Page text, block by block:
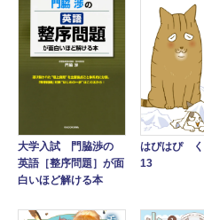
大学入試 門脇渉の
英語［整序問題］が面
白いほど解ける本
はぴはぴ
13